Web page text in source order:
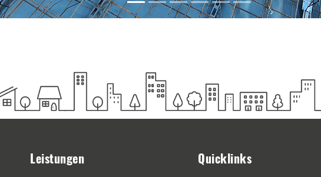
Leistungen Quicklinks